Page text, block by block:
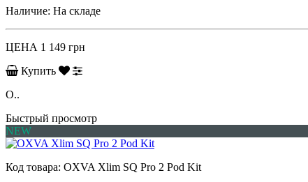
Наличие: На складе
ЦЕНА 1 149 грн
Купить
O..
Быстрый просмотр
NEW
Код товара: OXVA Xlim SQ Pro 2 Pod Kit